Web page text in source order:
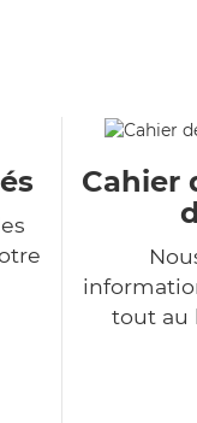
Cahier
tout au